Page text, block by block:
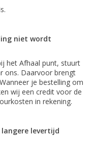
niet wordt
het Afhaal punt, stuurt
ons. Daarvoor brengt
je bestelling om
wij een credit voor de
in rekening.
levertijd